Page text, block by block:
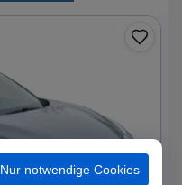
Nur notwendige Cookies